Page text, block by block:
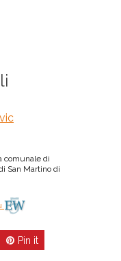
comunale di
San Martino di
Pin it